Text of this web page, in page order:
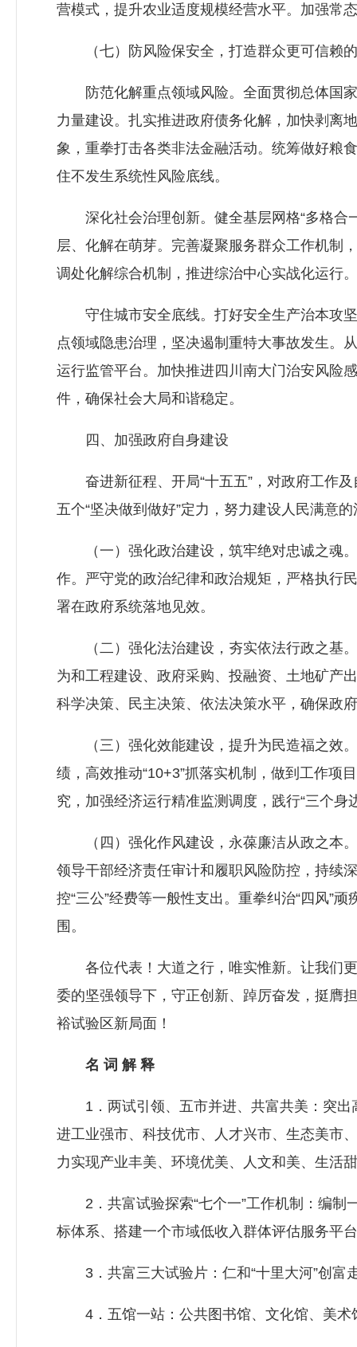
营模式，提升农业适度规模经营水平。加强常
（七）防风险保安全，打造群众更可信赖
防范化解重点领域风险。全面贯彻总体国家
力量建设。扎实推进政府债务化解，加快剥离
象，重拳打击各类非法金融活动。统筹做好粮
住不发生系统性风险底线。
深化社会治理创新。健全基层网格“多格合
层、化解在萌芽。完善凝聚服务群众工作机制
调处化解综合机制，推进综治中心实战化运行
守住城市安全底线。打好安全生产治本攻坚
点领域隐患治理，坚决遏制重特大事故发生。
运行监管平台。加快推进四川南大门治安风险
件，确保社会大局和谐稳定。
四、加强政府自身建设
奋进新征程、开局“十五五”，对政府工作及
五个“坚决做到做好”定力，努力建设人民满意
（一）强化政治建设，筑牢绝对忠诚之魂。
作。严守党的政治纪律和政治规矩，严格执行
署在政府系统落地见效。
（二）强化法治建设，夯实依法行政之基。
为和工程建设、政府采购、投融资、土地矿产
科学决策、民主决策、依法决策水平，确保政
（三）强化效能建设，提升为民造福之效。
绩，高效推动“10+3”抓落实机制，做到工作项
究，加强经济运行精准监测调度，践行“三个
（四）强化作风建设，永葆廉洁从政之本。
领导干部经济责任审计和履职风险防控，持续
控“三公”经费等一般性支出。重拳纠治“四风”
围。
各位代表！大道之行，唯实惟新。让我们更
委的坚强领导下，守正创新、踔厉奋发，挺膺
裕试验区新局面！
名 词 解 释
1．两试引领、五市并进、共富共美：突出
进工业强市、科技优市、人才兴市、生态美市
力实现产业丰美、环境优美、人文和美、生活
2．共富试验探索“七个一”工作机制：编制
标体系、搭建一个市域低收入群体评估服务平
3．共富三大试验片：仁和“十里大河”创富
4．五馆一站：公共图书馆、文化馆、美术